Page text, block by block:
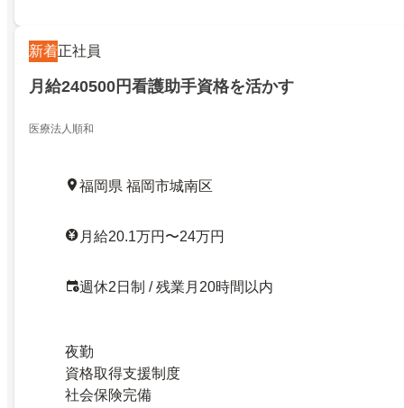
新着正社員
月給240500円看護助手資格を活かす
医療法人順和
福岡県 福岡市城南区
月給20.1万円〜24万円
週休2日制 / 残業月20時間以内
夜勤
資格取得支援制度
社会保険完備